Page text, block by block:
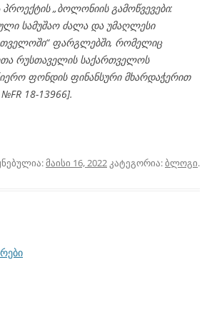
„ბოლონიის გამოწვევები:
სამუშაო ძალა და უმაღლესი
ფარგლებში, რომელიც
რუსთაველის საქართველოს
ფონდის ფინანსური მხარდაჭერით
18-13966].
მაისი 16, 2022 კატეგორია:ბლოგი.